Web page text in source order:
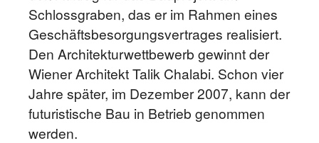
Schlossgraben, das er im Rahmen eines
Geschäftsbesorgungsvertrages realisiert.
Den Architekturwettbewerb gewinnt der
Wiener Architekt Talik Chalabi. Schon vier
Jahre später, im Dezember 2007, kann der
futuristische Bau in Betrieb genommen
werden.